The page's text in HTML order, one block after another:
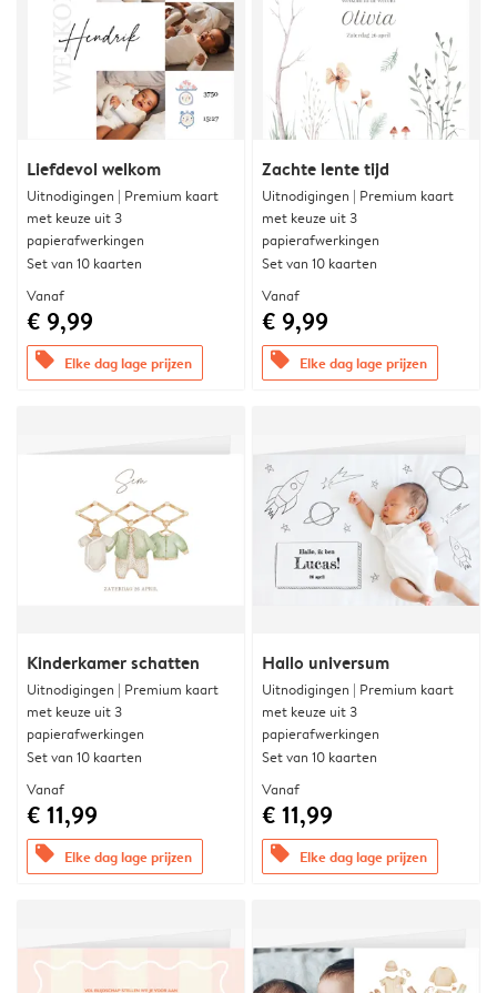
Liefdevol welkom
Uitnodigingen | Premium kaart
met keuze uit 3
papierafwerkingen
Set van 10 kaarten
Vanaf
€ 9,99
offers Elke dag lage prijzen
Zachte lente tijd
Uitnodigingen | Premium kaart
met keuze uit 3
papierafwerkingen
Set van 10 kaarten
Vanaf
€ 9,99
offers Elke dag lage prijzen
Kinderkamer schatten
Uitnodigingen | Premium kaart
met keuze uit 3
papierafwerkingen
Set van 10 kaarten
Vanaf
€ 11,99
offers Elke dag lage prijzen
Hallo universum
Uitnodigingen | Premium kaart
met keuze uit 3
papierafwerkingen
Set van 10 kaarten
Vanaf
€ 11,99
offers Elke dag lage prijzen